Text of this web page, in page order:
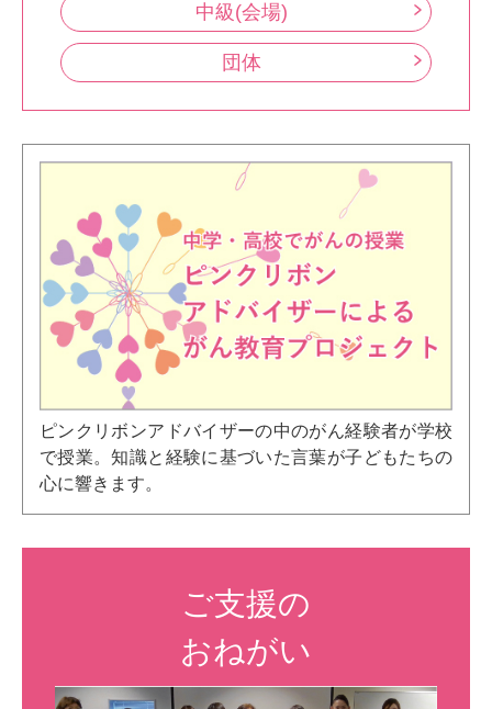
中級(会場)
団体
ピンクリボンアドバイザーの中のがん経験者が学校
で授業。知識と経験に基づいた言葉が子どもたちの
心に響きます。
ご支援の
おねがい